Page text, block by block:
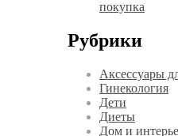
покупка
Рубрики
Аксессуары
Гинекология
Дети
Диеты
Дом и